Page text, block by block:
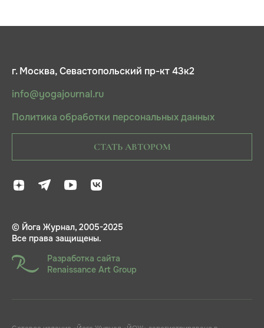
г. Москва, Севастопольский пр-кт 43к2
info@yogajournal.ru
Политика обработки персональных данных
СТАТЬ АВТОРОМ
© Йога Журнал, 2005-2025
Все права защищены.
Разработка сайта
Renaissance Art Group